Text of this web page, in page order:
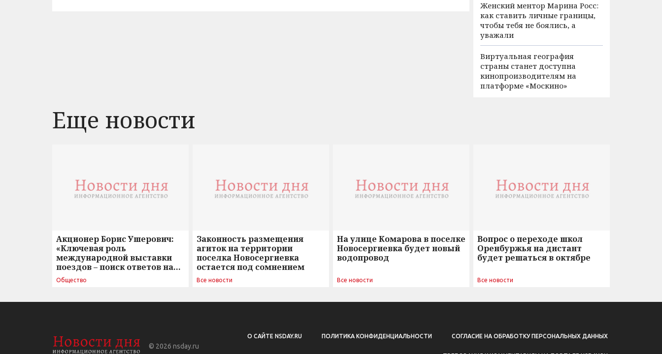
Женский ментор Марина Росс:
как ставить личные границы,
чтобы тебя не боялись, а
уважали
Виртуальная география
страны станет доступна
кинопроизводителям на
платформе «Москино»
Еще новости
Акционер Борис Ушерович:
«Ключевая роль
международной выставки
поездов – поиск ответов на
вызовы времени»
Общество
Законность размещения
агиток на территории
поселка Новосергиевка
остается под сомнением
Все новости
На улице Комарова в поселке
Новосергиевка будет новый
водопровод
Все новости
Вопрос о переходе школ
Оренбуржья на дистант
будет решаться в октябре
Все новости
© 2026 nsday.ru
О САЙТЕ NSDAY.RU ПОЛИТИКА КОНФИДЕНЦИАЛЬНОСТИ СОГЛАСИЕ НА ОБРАБОТКУ ПЕРСОНАЛЬНЫХ ДАННЫХ